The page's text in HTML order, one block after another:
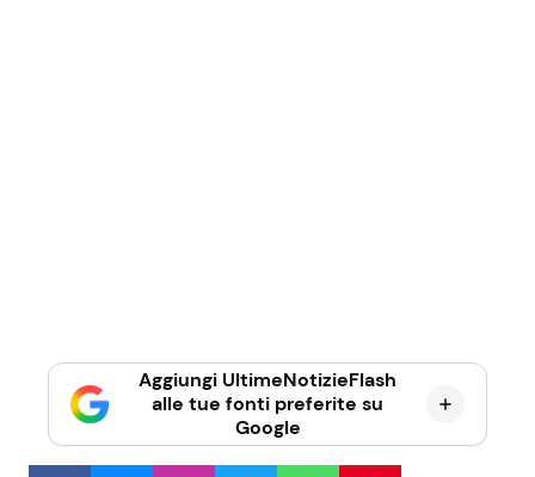
Aggiungi UltimeNotizieFlash
alle tue fonti preferite su
Google